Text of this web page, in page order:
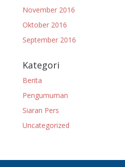
November 2016
Oktober 2016
September 2016
Kategori
Berita
Pengumuman
Siaran Pers
Uncategorized